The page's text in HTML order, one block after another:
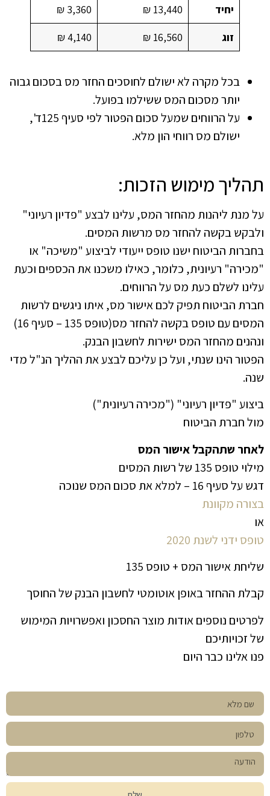
יחיד
13,440 ₪
3,360 ₪
זוג
16,560 ₪
4,140 ₪
בכל מקרה לא ישולם לחוסכים החזר מס בסכום גבוה
יותר מסכום המס ששילמו בפועל.
על הרווחים שמעל סכום הפטור לפי סעיף 125ד',
ישולם מס רווחי הון מלא.
תהליך מימוש הזכות:
על מנת ליהנות מהחזר המס, עלינו לבצע "פדיון רעיוני"
ולבקש בקשה להחזר מס מרשות המסים.
בחברות הביטוח ישנו טופס ייעודי לביצוע "משיכה" או
"מכירה" רעיונית, כלומר, כאילו משכנו את הכספים וכעת
עלינו לשלם כעת מס על הרווחים.
חברת הביטוח תפיק לכם אישור מס, איתו ניגשים לרשות
המסים עם טופס בקשה להחזר מס(טופס 135 – סעיף 16)
ונהנים מהחזר המס ישירות לחשבון הבנק.
הפטור הינו שנתי, ועל כן עליכם לבצע את ההליך הנ"ל מדי
שנה.
ביצוע "פדיון רעיוני" ("מכירה רעיונית")
מול חברת הביטוח
לאחר שתהקבל אישור המס
מילוי טופס 135 של רשות המסים
דגש על סעיף 16 – למלא את סכום המס שנוכה
בצורה מקוונת
או
טופס ידני לשנת 2020
שליחת אישור המס + טופס 135
קבלת ההחזר באופן אוטומטי לחשבון הבנק של החוסך
לפרטים נוספים אודות מוצר החסכון ואפשרויות המימוש
של זכויותיכם
פנו אלינו כבר היום